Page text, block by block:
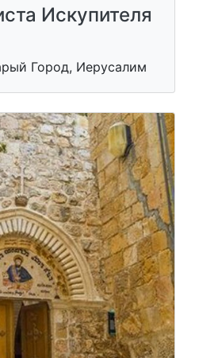
Искупителя
Город, Иерусалим